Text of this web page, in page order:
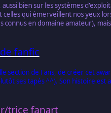
bien sur les systèmes
qui émerveillent nos yeux
connus en domaine amateur),
fanfic
section de Fans, de créer cet
ses tapés ^^). Son histoire
trice fanart